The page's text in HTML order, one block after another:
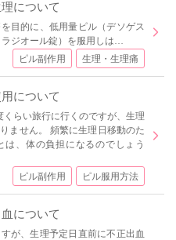
について
目的に、低用量ピル（デソゲス
ラジオール錠）を服用しは…
ピル副作用 生理・生理痛
について
らい旅行に行くのですが、生理
ません。 頻繁に生理日移動のた
は、体の負担になるのでしょう
ピル副作用 ピル服用方法
について
が、生理予定日直前に不正出血